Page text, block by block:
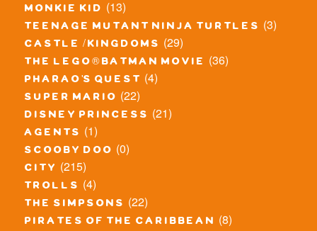
monkie kid (13)
teenage mutant ninja turtles (3)
castle / kingdoms (29)
the lego® batman movie (36)
pharao's quest (4)
super mario (22)
disney princess (21)
agents (1)
scooby doo (0)
city (215)
trolls (4)
the simpsons (22)
pirates of the caribbean (8)